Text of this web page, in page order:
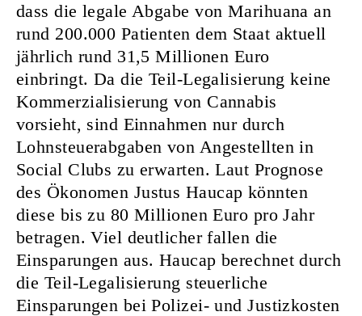
dass die legale Abgabe von Marihuana an
rund 200.000 Patienten dem Staat aktuell
jährlich rund 31,5 Millionen Euro
einbringt. Da die Teil-Legalisierung keine
Kommerzialisierung von Cannabis
vorsieht, sind Einnahmen nur durch
Lohnsteuerabgaben von Angestellten in
Social Clubs zu erwarten. Laut Prognose
des Ökonomen Justus Haucap könnten
diese bis zu 80 Millionen Euro pro Jahr
betragen. Viel deutlicher fallen die
Einsparungen aus. Haucap berechnet durch
die Teil-Legalisierung steuerliche
Einsparungen bei Polizei- und Justizkosten